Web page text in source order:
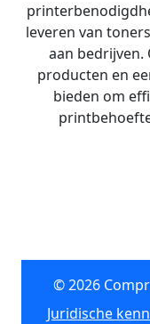
leveren van
aan bedrijven.
producten en
bieden om
© 2026
Juridische